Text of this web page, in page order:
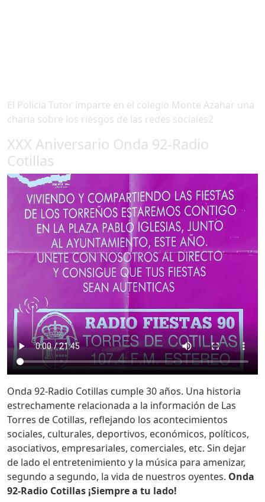
El Policia Tutor imparte en el colegio Monte Azahar una
charla sobre los riesgos de las redes sociales2
XXX Aniversario Onda 92-Radio
Cotillas
Onda 92-Radio Cotillas cumple 30 años. Una historia
estrechamente relacionada a la información de Las
Torres de Cotillas, reflejando los acontecimientos
sociales, culturales, deportivos, económicos, políticos,
asociativos, empresariales, comerciales, etc. Sin dejar
de lado el entretenimiento y la música para amenizar,
segundo a segundo, la vida de nuestros oyentes. Onda
92-Radio Cotillas ¡Siempre a tu lado!